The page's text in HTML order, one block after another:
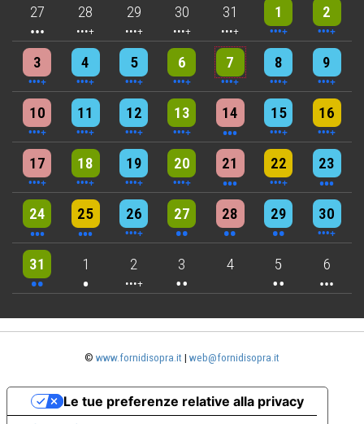
27
3 events 28
4 events 29
5 events 30
5 events 31
5 events 1
10 events 2
8 events
3
4 events 4
4 events 5
7 events 6
6 events 7
5 events 8
7 events 9
8 events
10
6 events 11
7 events 12
7 events 13
9 events 14
3 events 15
6 events 16
4 events
17
5 events 18
6 events 19
7 events 20
6 events 21
3 events 22
4 events 23
3 events
24
3 events 25
3 events 26
6 events 27
2 events 28
2 events 29
2 events 30
4 events
31
2 events 1
One event 2
4 events 3
2 events 4 5
2 events 6
3 events
© www.fornidisopra.it | web@fornidisopra.it
Le tue preferenze relative alla privacy